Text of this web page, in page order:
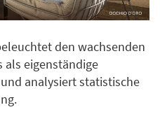
den wachsenden
als eigenständige
analysiert statistische